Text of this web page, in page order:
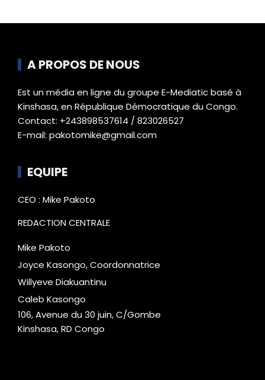
A PROPOS DE NOUS
Est un média en ligne du groupe E-Mediatic basé à
Kinshasa, en République Démocratique du Congo.
Contact: +243898537614 / 823026527
E-mail: pakotomike@gmail.com
EQUIPE
CEO : Mike Pakoto
REDACTION CENTRALE
Mike Pakoto
Joyce Kasongo, Coordonnatrice
Willyeve Diakuantinu
Caleb Kasongo
106, Avenue du 30 juin, C/Gombe
Kinshasa, RD Congo